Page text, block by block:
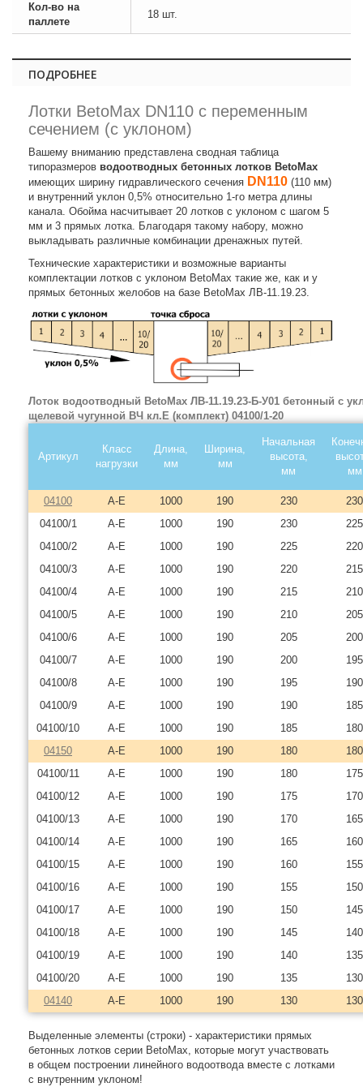
Кол-во на
паллете
18 шт.
ПОДРОБНЕЕ
Лотки BetoMax DN110 с переменным
сечением (с уклоном)
Вашему вниманию представлена сводная таблица
типоразмеров водоотводных бетонных лотков BetoMax
имеющих ширину гидравлического сечения DN110 (110 мм)
и внутренний уклон 0,5% относительно 1-го метра длины
канала. Обойма насчитывает 20 лотков с уклоном с шагом 5
мм и 3 прямых лотка. Благодаря такому набору, можно
выкладывать различные комбинации дренажных путей.
Технические характеристики и возможные варианты
комплектации лотков с уклоном BetoMax такие же, как и у
прямых бетонных желобов на базе BetoMax ЛВ-11.19.23.
Лоток водоотводный BetoMax ЛВ-11.19.23-Б-У01 бетонный с
щелевой чугунной ВЧ кл.E (комплект) 04100/1-20
Артикул
Класс
нагрузки
Длина,
мм
Ширина,
мм
Начальная
высота,
мм
мм
04100 A-E 1000 190 230
230
04100/1
A-E 1000 190 230
225
04100/2
A-E 1000 190 225
220
04100/3
A-E 1000 190 220
215
04100/4
A-E 1000 190 215
210
04100/5
A-E 1000 190 210
205
04100/6
A-E 1000 190 205
200
04100/7
A-E 1000 190 200
195
04100/8
A-E 1000 190 195
190
04100/9
A-E 1000 190 190
185
04100/10
A-E 1000 190 185
180
04150
A-E 1000 190 180
180
04100/11
A-E 1000 190 180
175
04100/12
A-E 1000 190 175
170
04100/13
A-E 1000 190 170
165
04100/14
A-E 1000 190 165
160
04100/15
A-E 1000 190 160
155
04100/16
A-E 1000 190 155
150
04100/17
A-E 1000 190 150
145
04100/18
A-E 1000 190 145
140
04100/19
A-E 1000 190 140
135
04100/20
A-E 1000 190 135
130
04140
A-E 1000 190 130 130
Выделенные элементы (строки) - характеристики прямых
бетонных лотков серии BetoMax, которые могут участвовать
в общем построении линейного водоотвода вместе с лотками
с внутренним уклоном!